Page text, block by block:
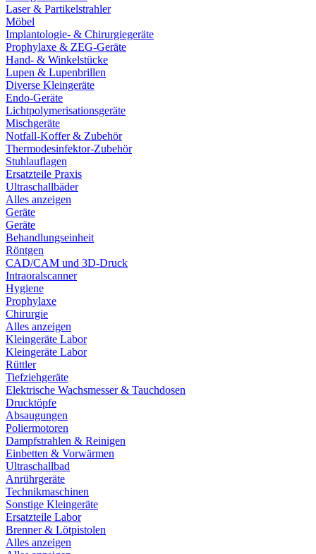
Laser & Partikelstrahler
Möbel
Implantologie- & Chirurgiegeräte
Prophylaxe & ZEG-Geräte
Hand- & Winkelstücke
Lupen & Lupenbrillen
Diverse Kleingeräte
Endo-Geräte
Lichtpolymerisationsgeräte
Mischgeräte
Notfall-Koffer & Zubehör
Thermodesinfektor-Zubehör
Stuhlauflagen
Ersatzteile Praxis
Ultraschallbäder
Alles anzeigen
Geräte
Geräte
Behandlungseinheit
Röntgen
CAD/CAM und 3D-Druck
Intraoralscanner
Hygiene
Prophylaxe
Chirurgie
Alles anzeigen
Kleingeräte Labor
Kleingeräte Labor
Rüttler
Tiefziehgeräte
Elektrische Wachsmesser & Tauchdosen
Drucktöpfe
Absaugungen
Poliermotoren
Dampfstrahlen & Reinigen
Einbetten & Vorwärmen
Ultraschallbad
Anrührgeräte
Technikmaschinen
Sonstige Kleingeräte
Ersatzteile Labor
Brenner & Lötpistolen
Alles anzeigen